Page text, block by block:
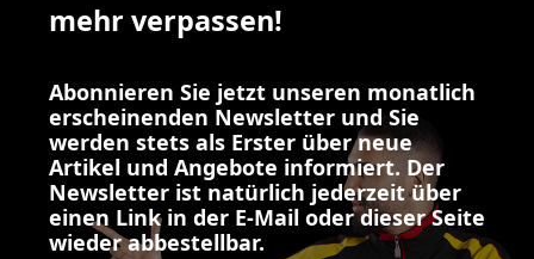
mehr verpassen!
Abonnieren Sie jetzt unseren monatlich
erscheinenden Newsletter und Sie
werden stets als Erster über neue
Artikel und Angebote informiert. Der
Newsletter ist natürlich jederzeit über
einen Link in der E-Mail oder dieser Seite
wieder abbestellbar.